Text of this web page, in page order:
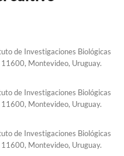
de Investigaciones Biológicas
Montevideo, Uruguay.
de Investigaciones Biológicas
Montevideo, Uruguay.
de Investigaciones Biológicas
Montevideo, Uruguay.